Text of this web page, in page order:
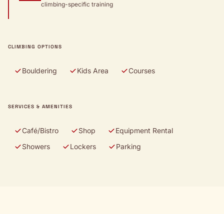
climbing-specific training
CLIMBING OPTIONS
Bouldering Kids Area Courses
SERVICES & AMENITIES
Café/Bistro Shop
Equipment Rental
Showers
Lockers Parking